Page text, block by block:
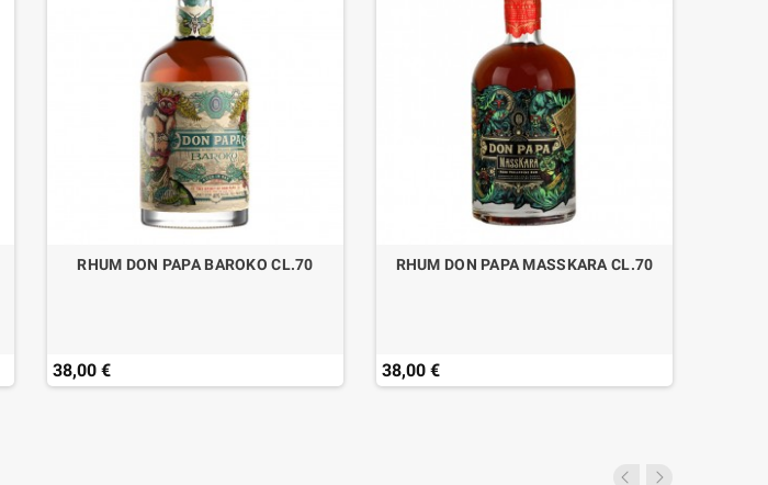
RHUM DON PAPA BAROKO CL.70
38,00 €
RHUM DON PAPA MASSKARA CL.70
38,00 €